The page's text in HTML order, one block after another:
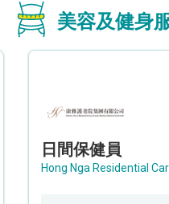
美容及健身
日間保健員
Hong Nga Residential